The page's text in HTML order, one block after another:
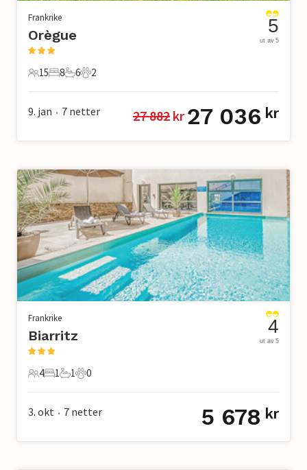
Frankrike
Orègue
15 Gjester
15
8 Soverom
8
6 Bad
6
2 Kjæledyr
2
5
ut av 5
9. jan • 7 netter 27 882 kr 27 036 kr
Frankrike
Biarritz
4 Gjester
4
1 Soverom
1
1 Bad
1
0 Kjæledyr
0
4
ut av 5
3. okt • 7 netter 5 678 kr